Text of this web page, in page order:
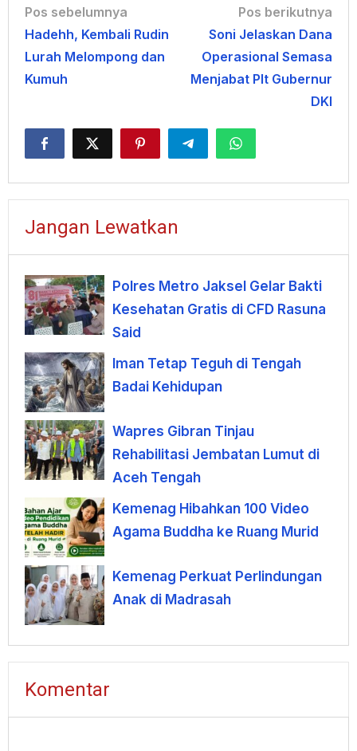
Navigasi
pos
Pos sebelumnya
Hadehh, Kembali Rudin
Lurah Melompong dan
Kumuh
Pos berikutnya
Soni Jelaskan Dana
Operasional Semasa
Menjabat Plt Gubernur
DKI
Jangan Lewatkan
Polres Metro Jaksel Gelar Bakti
Kesehatan Gratis di CFD Rasuna
Said
Iman Tetap Teguh di Tengah
Badai Kehidupan
Wapres Gibran Tinjau
Rehabilitasi Jembatan Lumut di
Aceh Tengah
Kemenag Hibahkan 100 Video
Agama Buddha ke Ruang Murid
Kemenag Perkuat Perlindungan
Anak di Madrasah
Komentar